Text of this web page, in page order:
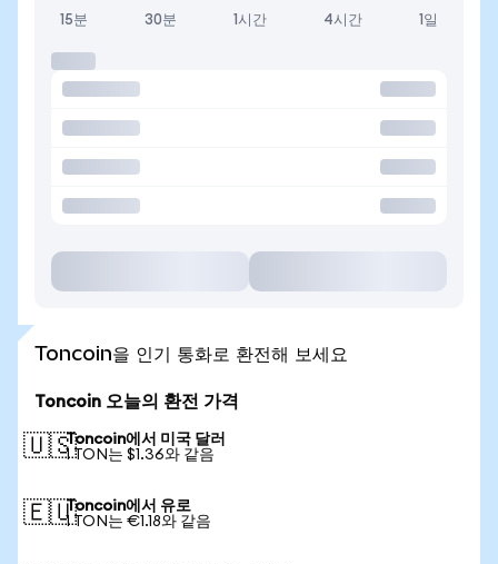
15분 30분 1시간 4시간 1일
Toncoin을 인기 통화로 환전해 보세요
Toncoin 오늘의 환전 가격
🇺🇸Toncoin에서 미국 달러
1 TON는 $1.36와 같음
🇪🇺Toncoin에서 유로
1 TON는 €1.18와 같음